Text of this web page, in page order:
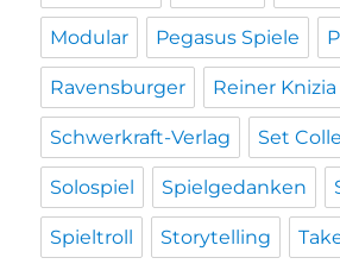
Modular Pegasus Spiele
Ravensburger Reiner Knizia
Schwerkraft-Verlag Set
Solospiel Spielgedanken
Spieltroll Storytelling